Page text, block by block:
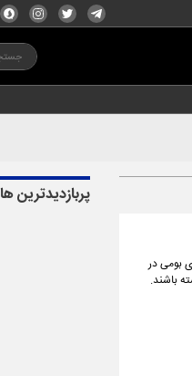
بومی در
باشند.
پربازدیدترین ها